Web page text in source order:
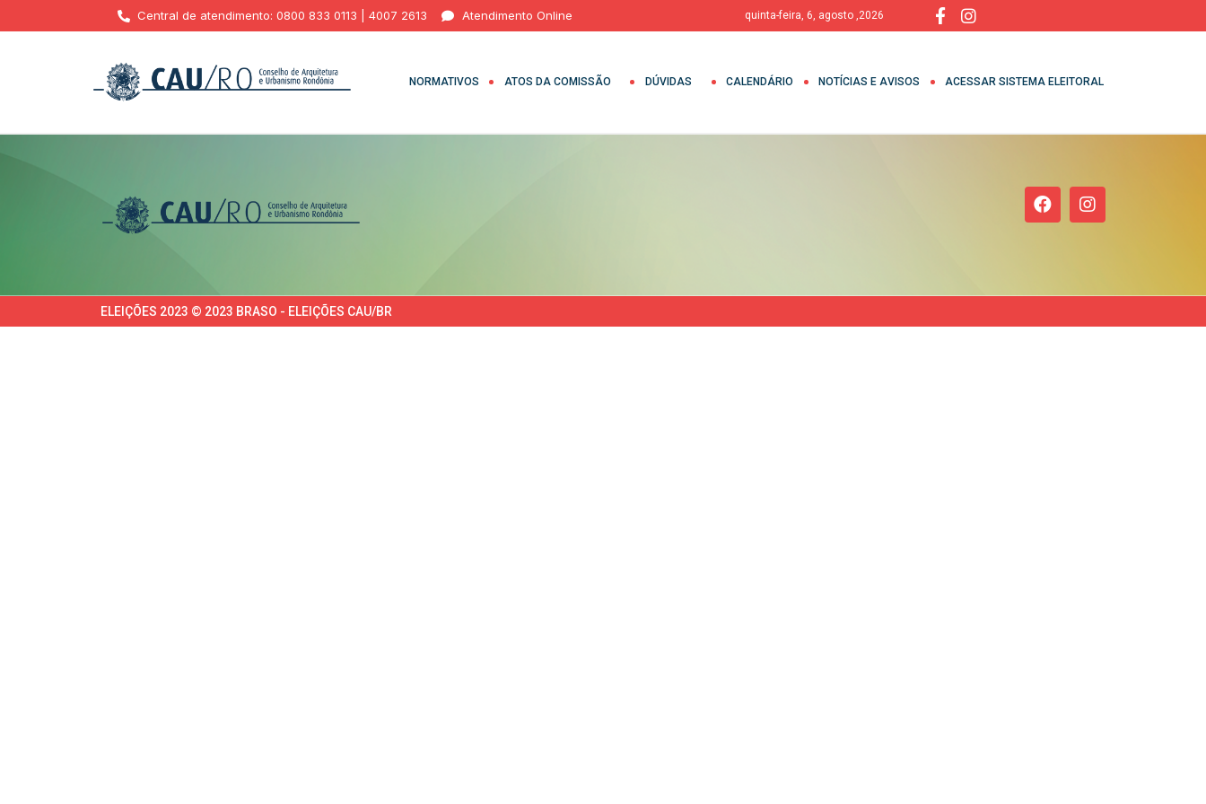
Central de atendimento: 0800 833 0113 | 4007 2613 Atendimento Online quinta-feira, 6, agosto ,2026
NORMATIVOS ATOS DA COMISSÃO DÚVIDAS CALENDÁRIO NOTÍCIAS E AVISOS ACESSAR SISTEMA ELEITORAL
ELEIÇÕES 2023 © 2023 BRASO - ELEIÇÕES CAU/BR